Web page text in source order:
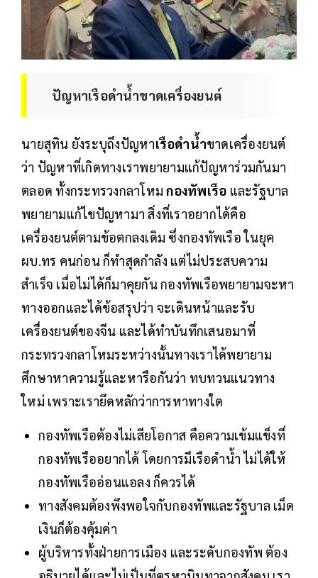
ปัญหาเรือดำน้ำขาดเครื่องยนต์
นายสุทิน ยังระบุถึงปัญหาเรือดำน้ำขาดเครื่องยนต์
ว่า ปัญหาที่เกิดทางเราพยายามแก้ปัญหาร่วมกันมา
ตลอด ทั้งกระทรวงกลาโหมกองทัพเรือ และรัฐบาล
พยายามแก้ไขปัญหามา สิ่งที่เราอยากได้คือ
เครื่องยนต์ตามข้อตกลงเดิม ซึ่งกองทัพเรือ ในยุค
ผบ.ทร คนก่อน ก็ทำสุดกำลัง แต่ไม่ประสบความ
สำเร็จ เมื่อไม่ได้ก็มาคุยกัน กองทัพเรือพยายามจะหา
ทางออกและได้ข้อสรุปว่า จะเดินหน้าและรับ
เครื่องยนต์ของจีน และได้ทำบันทึกเสนอมาที่
กระทรวงกลาโหมระหว่างนั้นทางเราได้พยายาม
ศึกษาหาความรู้และหารือกันว่า ทบทวนแนวทาง
ใหม่ เพราะเรายึดหลักว่าการหาทางใด
กองทัพเรือต้องไม่เสียโอกาส คือความเข้มแข็งที่
กองทัพเรืออยากได้ โดยการมีเรือดำน้ำ ไม่ได้ให้
กองทัพเรืออ่อนแอลง ก็ควรได้
ทางสังคมต้องพึงพอใจกับกองทัพและรัฐบาล เม็ด
เงินก็ต้องคุ้มค่า
ผู้บริหารทั้งฝ่ายการเมือง และระดับกองทัพ ต้อง